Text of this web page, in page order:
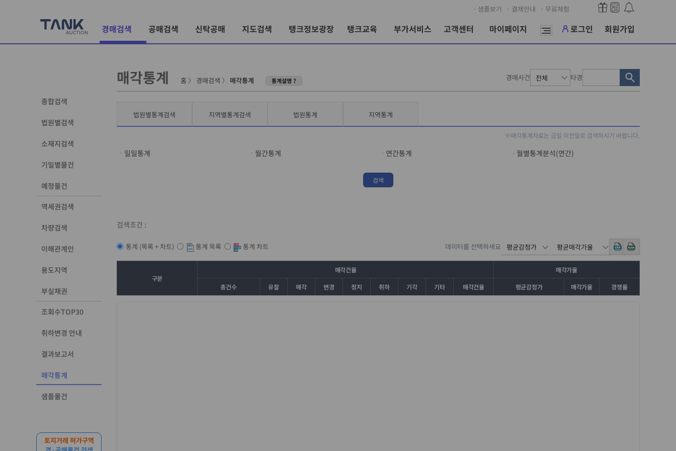
· 샘플보기 · 결제안내 · 무료체험
경매검색 공매검색 신탁공매 지도검색 탱크정보광장 탱크교육 부가서비스 고객센터 마이페이지 로그인 회원가입
종합검색
법원별검색
소재지검색
기일별물건
예정물건
역세권검색
차량검색
이해관계인
용도지역
부실채권
조회수TOP30
취하변경 안내
결과보고서
매각통계
샘플물건
토지거래 허가구역
매각통계 홈 〉 경매검색 〉 매각통계 통계설명 ? 경매사건 타경
법원별통계검색 지역별통계검색 법원통계 지역통계
※매각통계자료는 금일 이전일로 검색하시기 바랍니다.
일일통계 월간통계 연간통계 월별통계분석(연간)
검색
검색조건 :
통계 (목록 + 차트) 통계 목록 통계 차트 데이터를 선택하세요
구분
매각건율
매각가율
총건수
유찰 매각 변경 정지 취하 기각 기타 매각건율 평균감정가 매각가율 경쟁률